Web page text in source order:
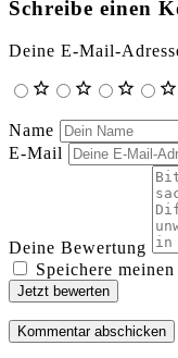
Schreibe einen
Deine E-Mail-
Name
E-Mail
Deine Bewertung
Speichere
Jetzt bewerten